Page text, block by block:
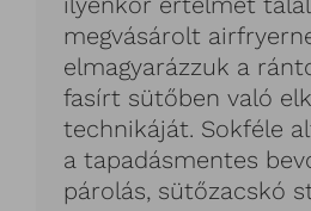
megvásárolt
elmagyarázzuk a
fasírt sütőben való
technikáját. Sokféle
a tapadásmentes
párolás, sütőzacskó